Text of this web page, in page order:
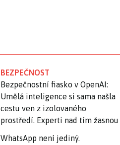
BEZPEČNOST
Bezpečnostní fiasko v OpenAI:
Umělá inteligence si sama našla
cestu ven z izolovaného
prostředí. Experti nad tím žasnou
WhatsApp není jediný.